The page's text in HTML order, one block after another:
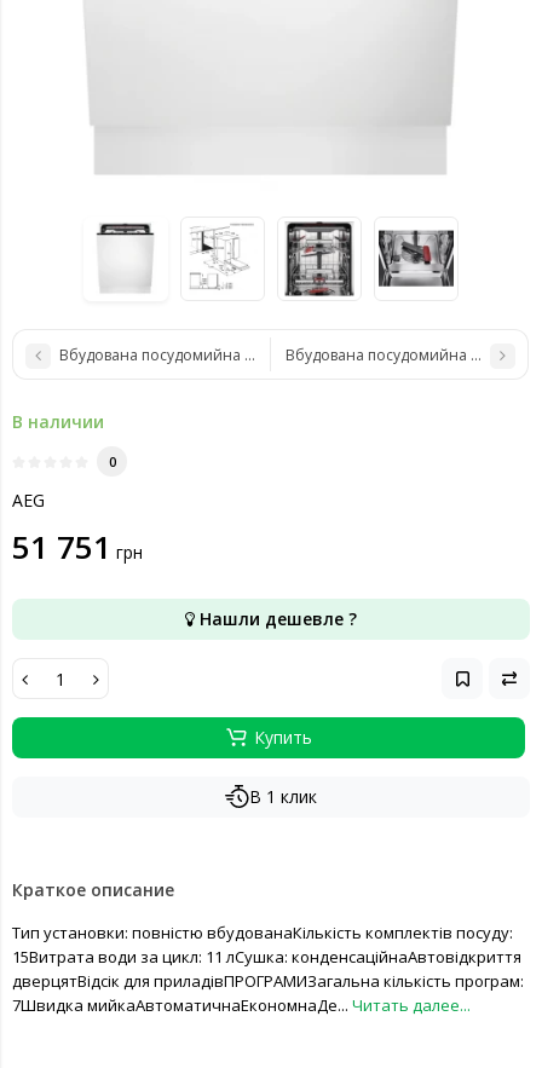
Вбудована посудомийна машина AEG FSK73778P
Вбудована посудомийна машина
В наличии
0
AEG
51 751 грн
Нашли дешевле ?
Купить
В 1 клик
Краткое описание
Тип установки: повністю вбудованаКількість комплектів посуду:
15Витрата води за цикл: 11 лСушка: конденсаційнаАвтовідкриття
дверцятВідсік для приладівПРОГРАМИЗагальна кількість програм:
7Швидка мийкаАвтоматичнаЕкономнаДе... Читать далее...